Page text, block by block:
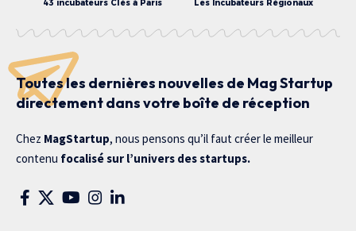
43 incubateurs Clés à Paris
Les Incubateurs Régionaux
Toutes les dernières nouvelles de Mag Startup
directement dans votre boîte de réception
Chez MagStartup, nous pensons qu’il faut créer le meilleur
contenu focalisé sur l’univers des startups.